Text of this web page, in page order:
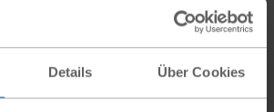
Details Über Cookies
für den Umweltschutz
fördern